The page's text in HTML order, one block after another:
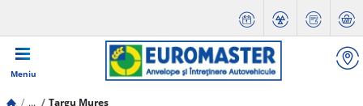
Meniu
... Targu Mures